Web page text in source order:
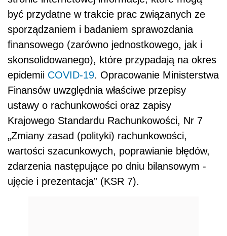
być przydatne w trakcie prac związanych ze
sporządzaniem i badaniem sprawozdania
finansowego (zarówno jednostkowego, jak i
skonsolidowanego), które przypadają na okres
epidemii COVID-19. Opracowanie Ministerstwa
Finansów uwzględnia właściwe przepisy
ustawy o rachunkowości oraz zapisy
Krajowego Standardu Rachunkowości, Nr 7
„Zmiany zasad (polityki) rachunkowości,
wartości szacunkowych, poprawianie błędów,
zdarzenia następujące po dniu bilansowym -
ujęcie i prezentacja” (KSR 7).